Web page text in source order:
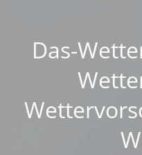
Das-